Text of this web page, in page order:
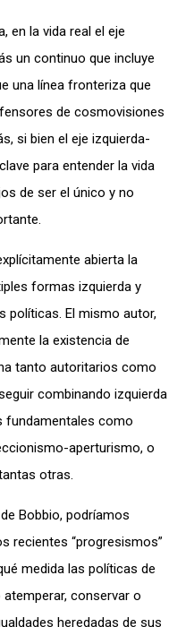
en la vida real el eje
un continuo que incluye
una línea fronteriza que
de cosmovisiones
si bien el eje izquierda-
para entender la vida
de ser el único y no
abierta la
formas izquierda y
políticas. El mismo autor,
la existencia de
tanto autoritarios como
combinando izquierda
fundamentales como
aperturismo, o
otras.
Bobbio, podríamos
recientes “progresismos”
medida las políticas de
conservar o
heredadas de sus